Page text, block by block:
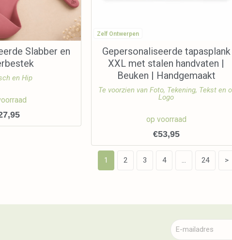
Slabber en
en Hip
Zelf Ontwerpen
Gepersonaliseerde tapasplank
XXL met stalen handvaten |
Beuken | Handgemaakt
Te voorzien van Foto, Tekening, Tekst en
Logo
op voorraad
€53,95
1 2 3 4 … 24 >